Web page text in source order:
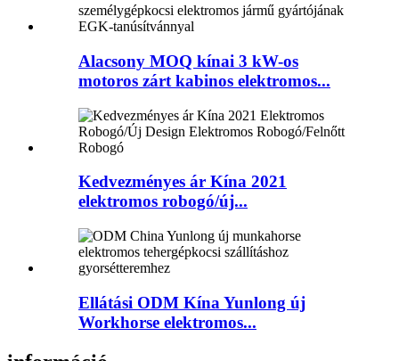
Alacsony MOQ kínai 3 kW-os
motoros zárt kabinos elektromos...
Kedvezményes ár Kína 2021
elektromos robogó/új...
Ellátási ODM Kína Yunlong új
Workhorse elektromos...